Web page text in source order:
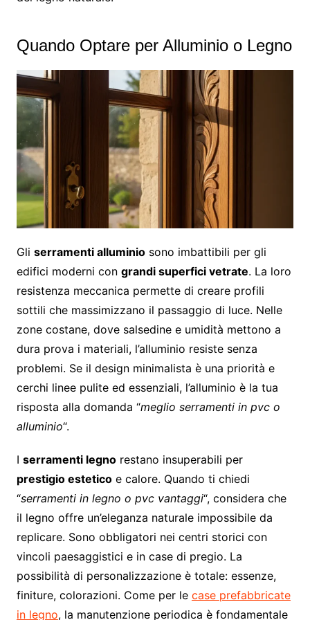
Quando Optare per Alluminio o Legno
Gli serramenti alluminiosono imbattibili per gli
edifici moderni con grandi superfici vetrate. La loro
resistenza meccanica permette di creare profili
sottili che massimizzano il passaggio di luce. Nelle
zone costane, dove salsedine e umidità mettono a
dura prova i materiali, l’alluminio resiste senza
problemi. Se il design minimalista è una priorità e
cerchi linee pulite ed essenziali, l’alluminio è la tua
risposta alla domanda “meglio serramenti in pvc o
alluminio“.
I serramenti legnorestano insuperabili per
prestigio esteticoe calore. Quando ti chiedi
“serramenti in legno o pvc vantaggi“, considera che
il legno offre un’eleganza naturale impossibile da
replicare. Sono obbligatori nei centri storici con
vincoli paesaggistici e in case di pregio. La
possibilità di personalizzazione è totale: essenze,
finiture, colorazioni. Come per le case prefabbricate
in legno, la manutenzione periodica è fondamentale